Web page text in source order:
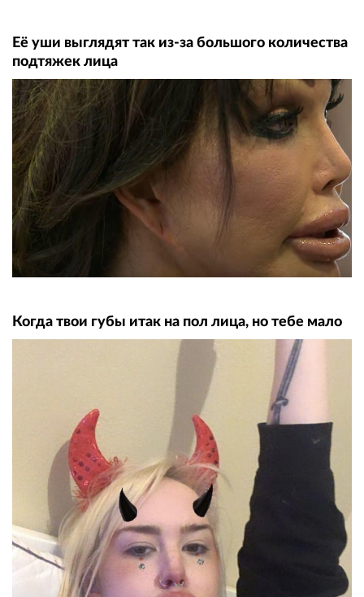
Её уши выглядят так из-за большого количества
подтяжек лица
Когда твои губы итак на пол лица, но тебе мало